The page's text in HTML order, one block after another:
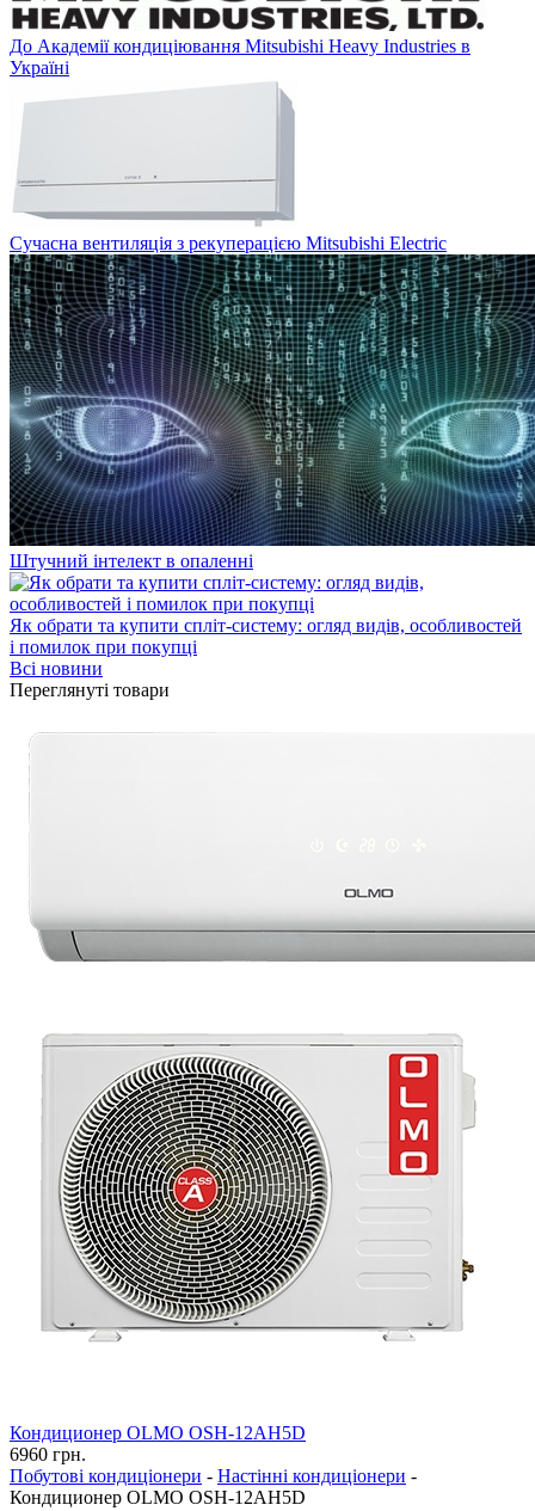
До Академії кондиціювання Mitsubishi Heavy Industries в
Україні
Сучасна вентиляція з рекуперацією Mitsubishi Electric
Штучний інтелект в опаленні
Як обрати та купити спліт-систему: огляд видів, особливостей
і помилок при покупці
Всі новини
Переглянуті товари
Кондиционер OLMO OSH-12AH5D
6960 грн.
Побутові кондиціонери - Настінні кондиціонери -
Кондиционер OLMO OSH-12AH5D